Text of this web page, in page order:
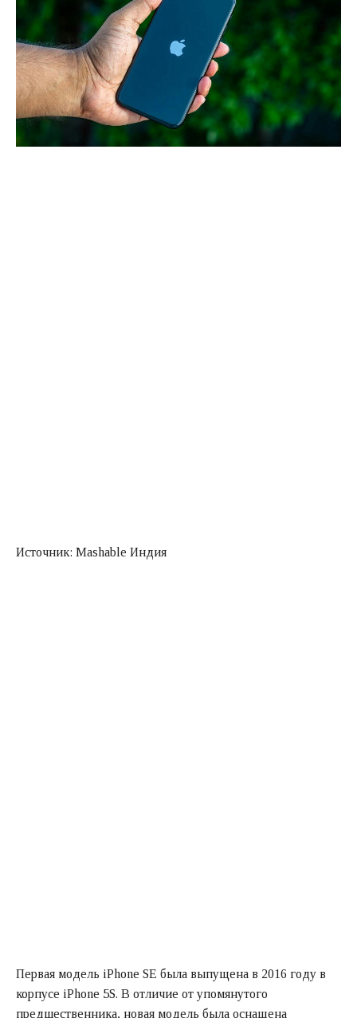
Источник: Mashable Индия
Первая модель iPhone SE была выпущена в 2016 году в
корпусе iPhone 5S. В отличие от упомянутого
предшественника, новая модель была оснащена